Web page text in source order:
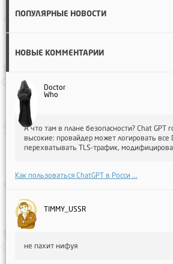
ПОПУЛЯРНЫЕ НОВОСТИ
НОВЫЕ КОММЕНТАРИИ
Doctor
Who
А что там в плане безопасности? Chat GPT
высокие: провайдер может логировать все
перехватывать TLS-трафик,
Как пользоваться ChatGPT в Росси ...
TIMMY_USSR
не пахит нифуя